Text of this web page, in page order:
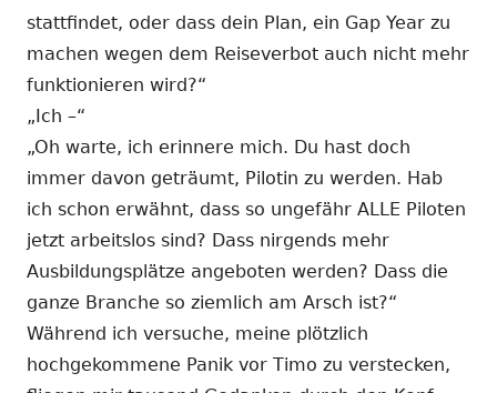
stattfindet, oder dass dein Plan, ein Gap Year zu
machen wegen dem Reiseverbot auch nicht mehr
funktionieren wird?“
„Ich –“
„Oh warte, ich erinnere mich. Du hast doch
immer davon geträumt, Pilotin zu werden. Hab
ich schon erwähnt, dass so ungefähr ALLE Piloten
jetzt arbeitslos sind? Dass nirgends mehr
Ausbildungsplätze angeboten werden? Dass die
ganze Branche so ziemlich am Arsch ist?“
Während ich versuche, meine plötzlich
hochgekommene Panik vor Timo zu verstecken,